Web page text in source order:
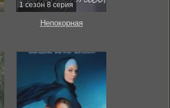
1 сезон 8 серия
Непокорная